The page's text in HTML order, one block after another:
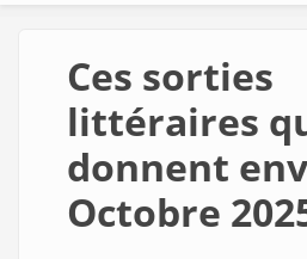
Ces sorties
littéraires
donnent
Octobre